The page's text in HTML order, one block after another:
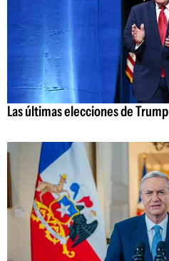
Las últimas elecciones de Trump